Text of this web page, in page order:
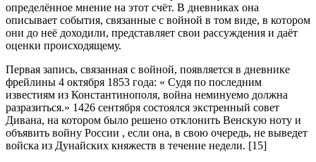
определённое мнение на этот счёт. В дневниках она
описывает события, связанные с войной в том виде, в котором
они до неё доходили, представляет свои рассуждения и даёт
оценки происходящему.
Первая запись, связанная с войной, появляется в дневнике
фрейлины 4 октября 1853 года: « Судя по последним
известиям из Константинополя, война неминуемо должна
разразиться.» 1426 сентября состоялся экстренный совет
Дивана, на котором было решено отклонить Венскую ноту и
объявить войну России , если она, в свою очередь, не выведет
войска из Дунайских княжеств в течение недели. [15]